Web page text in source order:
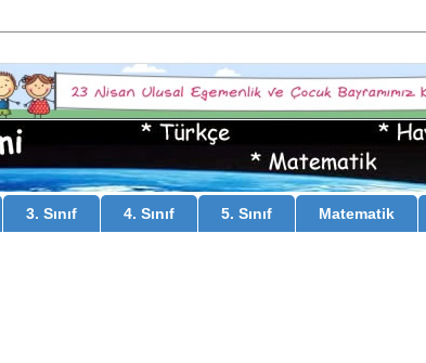
3. Sınıf 4. Sınıf 5. Sınıf Matematik